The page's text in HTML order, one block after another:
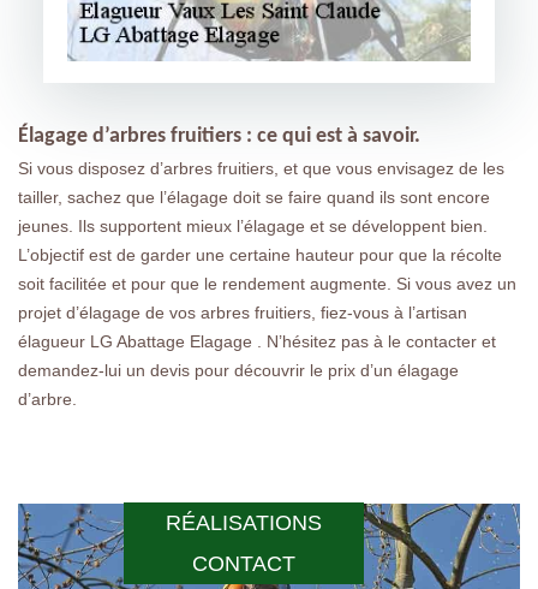
RÉALISATIONS
CONTACT
Élagage d’arbres fruitiers : ce qui est à savoir.
Si vous disposez d’arbres fruitiers, et que vous envisagez de les
tailler, sachez que l’élagage doit se faire quand ils sont encore
jeunes. Ils supportent mieux l’élagage et se développent bien.
L’objectif est de garder une certaine hauteur pour que la récolte
soit facilitée et pour que le rendement augmente. Si vous avez un
projet d’élagage de vos arbres fruitiers, fiez-vous à l’artisan
élagueur LG Abattage Elagage . N’hésitez pas à le contacter et
demandez-lui un devis pour découvrir le prix d’un élagage
d’arbre.